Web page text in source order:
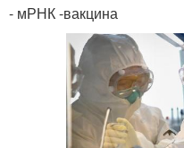
- мРНК -вакцина